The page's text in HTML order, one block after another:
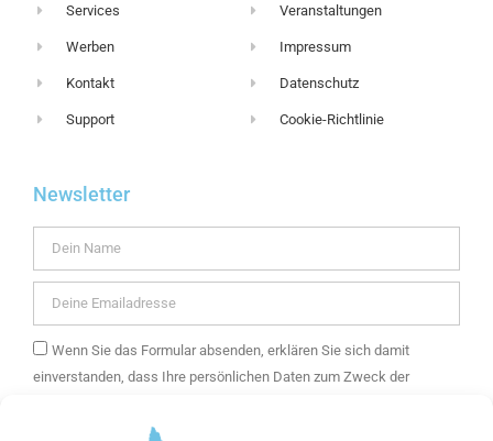
Services
Werben
Kontakt
Support
Veranstaltungen
Impressum
Datenschutz
Cookie-Richtlinie
Newsletter
Wenn Sie das Formular absenden, erklären Sie sich damit
einverstanden, dass Ihre persönlichen Daten zum Zweck der
Angebote von mein Kaufering und weitere Themen verwendet